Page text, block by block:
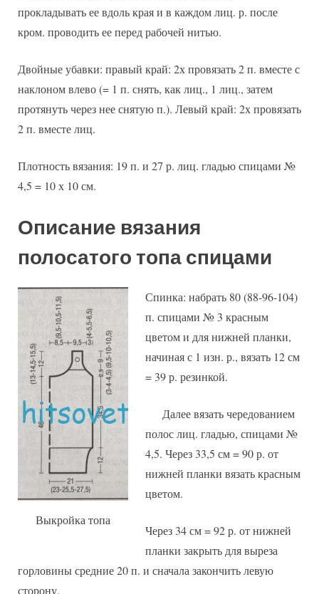
прокладывать ее вдоль края и в каждом лиц. р. после
кром. проводить ее перед рабочей нитью.
Двойные убавки: правый край: 2х провязать 2 п. вместе с
наклоном влево (= 1 п. снять, как лиц., 1 лиц., затем
протянуть через нее снятую п.). Левый край: 2х провязать
2 п. вместе лиц.
Плотность вязания: 19 п. и 27 р. лиц. гладью спицами №
4,5 = 10 х 10 см.
Описание вязания
полосатого топа спицами
Выкройка топа
Спинка: набрать 80 (88-96-104)
п. спицами № 3 красным
цветом и для нижней планки,
начиная с 1 изн. р., вязать 12 см
= 39 р. резинкой.
Далее вязать чередованием
полос лиц. гладью, спицами №
4,5. Через 33,5 см = 90 р. от
нижней планки вязать красным
цветом.
Через 34 см = 92 р. от нижней
планки закрыть для выреза
горловины средние 20 п. и сначала закончить левую
сторону.